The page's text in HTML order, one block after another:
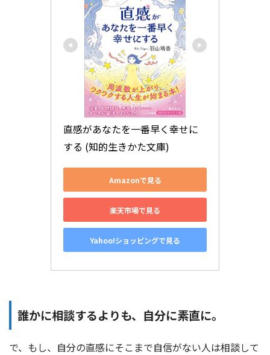
直感があなたを一番早く幸せに
する (知的生きかた文庫)
Amazonで見る
楽天市場で見る
Yahoo!ショッピングで見る
誰かに相談するよりも、自分に素直に。
で、もし、自分の直感にそこまで自信がない人は相談して